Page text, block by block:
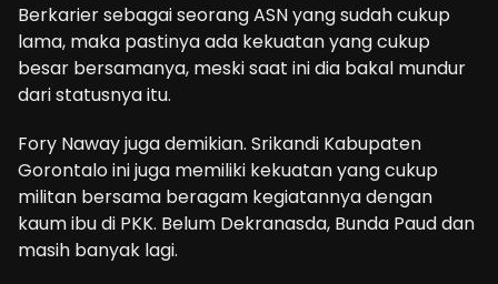
Berkarier sebagai seorang ASN yang sudah cukup
lama, maka pastinya ada kekuatan yang cukup
besar bersamanya, meski saat ini dia bakal mundur
dari statusnya itu.
Fory Naway juga demikian. Srikandi Kabupaten
Gorontalo ini juga memiliki kekuatan yang cukup
militan bersama beragam kegiatannya dengan
kaum ibu di PKK. Belum Dekranasda, Bunda Paud dan
masih banyak lagi.